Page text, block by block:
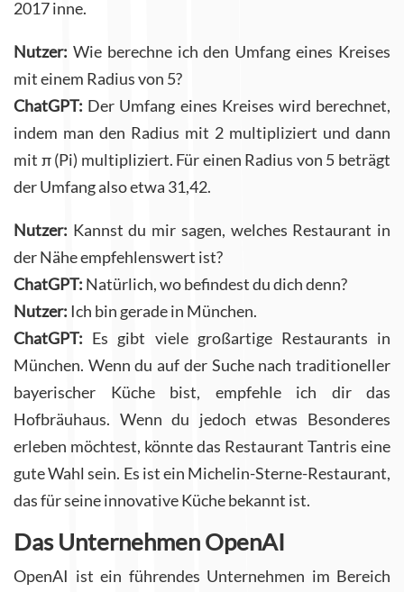
2017 inne.
Nutzer: Wie berechne ich den Umfang eines Kreises
mit einem Radius von 5?
ChatGPT: Der Umfang eines Kreises wird berechnet,
indem man den Radius mit 2 multipliziert und dann
mit π (Pi) multipliziert. Für einen Radius von 5 beträgt
der Umfang also etwa 31,42.
Nutzer: Kannst du mir sagen, welches Restaurant in
der Nähe empfehlenswert ist?
ChatGPT: Natürlich, wo befindest du dich denn?
Nutzer: Ich bin gerade in München.
ChatGPT: Es gibt viele großartige Restaurants in
München. Wenn du auf der Suche nach traditioneller
bayerischer Küche bist, empfehle ich dir das
Hofbräuhaus. Wenn du jedoch etwas Besonderes
erleben möchtest, könnte das Restaurant Tantris eine
gute Wahl sein. Es ist ein Michelin-Sterne-Restaurant,
das für seine innovative Küche bekannt ist.
Das Unternehmen OpenAI
OpenAI ist ein führendes Unternehmen im Bereich